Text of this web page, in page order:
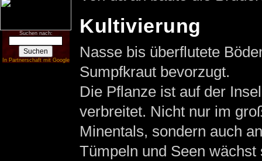
Suchen nach:
In Partnerschaft mit Google
Kultivierung
Nasse bis überflutete
Sumpfkraut bevorzugt.
Die Pflanze ist auf der
verbreitet. Nicht nur im
Minentals, sondern auch
Tümpeln und Seen wächst